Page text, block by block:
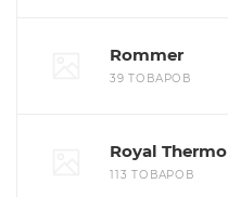
Rommer
39 ТОВАРОВ
Royal Thermo
113 ТОВАРОВ